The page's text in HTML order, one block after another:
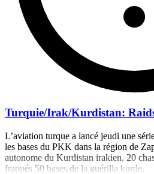
Turquie/Irak/Kurdistan:
L’aviation turque a lancé jeudi une
les bases du PKK dans la région de
autonome du Kurdistan irakien. 20
frappés 50 bases de la guérilla kurde.